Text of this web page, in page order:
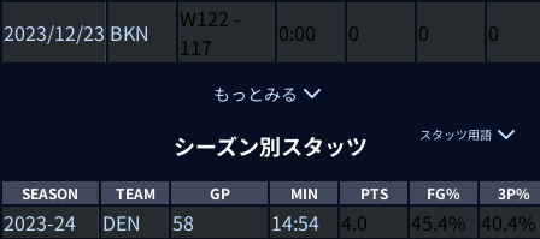
2023/12/23 BKN W122 -
117
0:00 0 0 0
もっとみる
シーズン別スタッツ スタッツ用語
SEASON TEAM GP MIN PTS FG% 3P%
2023-24 DEN 58 14:54 4.0 45.4% 40.4%